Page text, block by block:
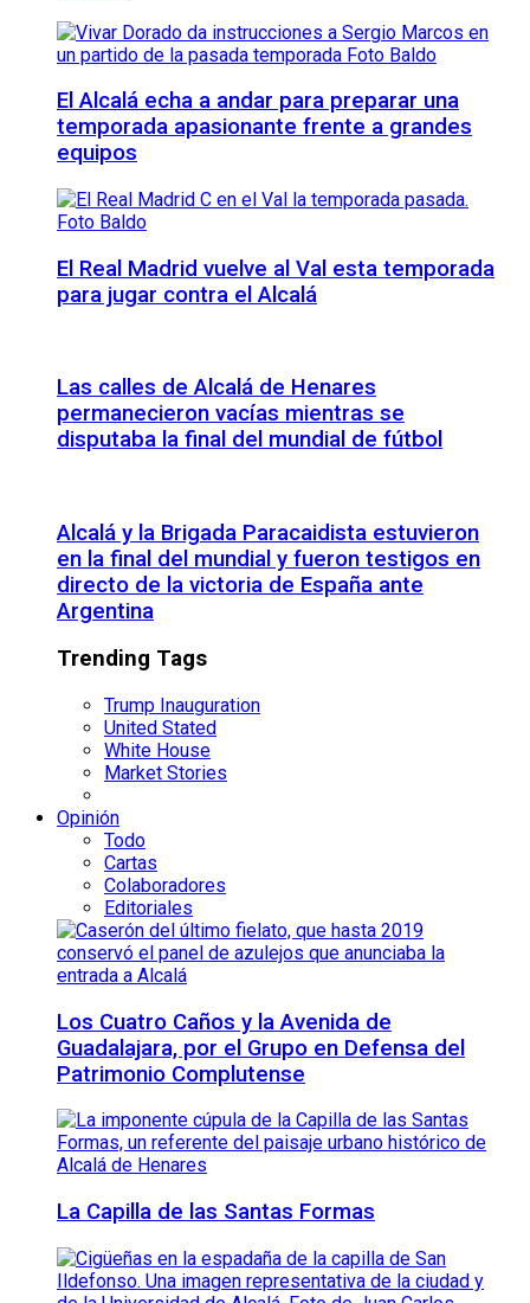
El Alcalá echa a andar para preparar una
temporada apasionante frente a grandes
equipos
El Real Madrid vuelve al Val esta temporada
para jugar contra el Alcalá
Las calles de Alcalá de Henares
permanecieron vacías mientras se
disputaba la final del mundial de fútbol
Alcalá y la Brigada Paracaidista estuvieron
en la final del mundial y fueron testigos en
directo de la victoria de España ante
Argentina
Trending Tags
Trump Inauguration
United Stated
White House
Market Stories
Opinión
Todo
Cartas
Colaboradores
Editoriales
Los Cuatro Caños y la Avenida de
Guadalajara, por el Grupo en Defensa del
Patrimonio Complutense
La Capilla de las Santas Formas